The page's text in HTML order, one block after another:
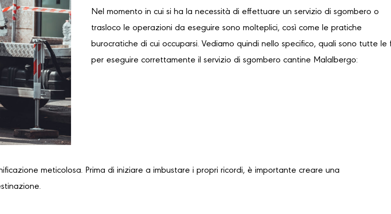
Nel momento in cui si ha la necessità di effettuare un servizio di sgombero o
trasloco le operazioni da eseguire sono molteplici, così come le pratiche
burocratiche di cui occuparsi. Vediamo quindi nello specifico, quali sono tutte le
per eseguire correttamente il servizio di sgombero cantine Malalbergo:
meticolosa. Prima di iniziare a imbustare i propri ricordi, è importante creare una